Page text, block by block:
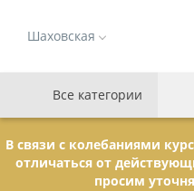
Шаховская
Все категории
В связи с колебаниями
отличаться от
просим